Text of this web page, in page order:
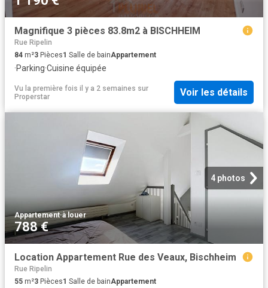
Magnifique 3 pièces 83.8m2 à BISCHHEIM
Rue Ripelin
84 m²3 Pièces1 Salle de bainAppartement
·Parking·Cuisine équipée
Vu la première fois il y a 2 semaines sur
Properstar
Voir les détails
4 photos
Appartement·à louer
788 €
Location Appartement Rue des Veaux, Bischheim
Rue Ripelin
55 m²3 Pièces1 Salle de bainAppartement